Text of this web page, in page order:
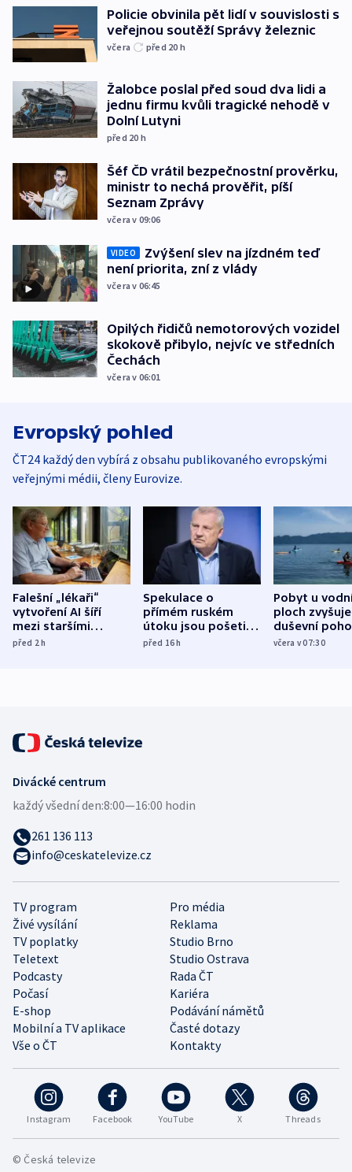
Policie obvinila pět lidí v souvislosti s
veřejnou soutěží Správy železnic
včera před 20 h
Žalobce poslal před soud dva lidi a
jednu firmu kvůli tragické nehodě v
Dolní Lutyni
před 20 h
Šéf ČD vrátil bezpečnostní prověrku,
ministr to nechá prověřit, píší
Seznam Zprávy
včera v 09:06
VIDEO
Zvýšení slev na jízdném teď
není priorita, zní z vlády
včera v 06:45
Opilých řidičů nemotorových vozidel
skokově přibylo, nejvíc ve středních
Čechách
včera v 06:01
Evropský pohled
ČT24 každý den vybírá z obsahu publikovaného evropskými
veřejnými médii, členy Eurovize.
Falešní „lékaři“
vytvoření AI šíří
mezi staršími
Poláky nebezpečné
před 2h
Spekulace o
přímém ruském
útoku jsou pošetilé,
míní estonský
před 16h
Pobyt u
ploch zvyšuje
duševní
ukázala
včera v 07:30
Instagram Facebook YouTube X Threads
TV program
Pro média
Živé vysílání
Reklama
TV poplatky
Studio Brno
Teletext
Studio Ostrava
Podcasty
Rada ČT
Počasí
Kariéra
E-shop
Podávání námětů
Mobilní a TV aplikace
Časté dotazy
Vše o ČT
Kontakty
Divácké centrum
každý všední den:8:00—16:00 hodin
261 136 113
info@ceskatelevize.cz
© Česká televize